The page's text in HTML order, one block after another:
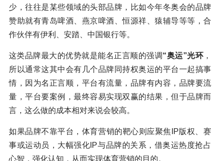
少，往往是某些领域的头部品牌，比如今年冬奥会的品牌
赞助就有青岛啤酒、燕京啤酒、恒源祥、猿辅导等等，合
作伙伴有伊利、安踏、中国银行等。
这类品牌最大的优势就是能名正言顺的强调“奥运”光环 ，
所以通常这其中会有几个品牌同持权奥运的平台一起搞事
情，因为名正言顺，平台有流量，品牌有内容，品牌要流
量，平台要案例，最终容易实现双赢的结果，但于品牌而
言，这么做的成本相对来说会较高。
如果品牌不靠平台，体育营销的靶心则应聚焦IP版权、赛
事或运动员，大幅强化IP与品牌的关系，借奥运热度抢占
心智，强化认知，从而实现体育营销的目的。